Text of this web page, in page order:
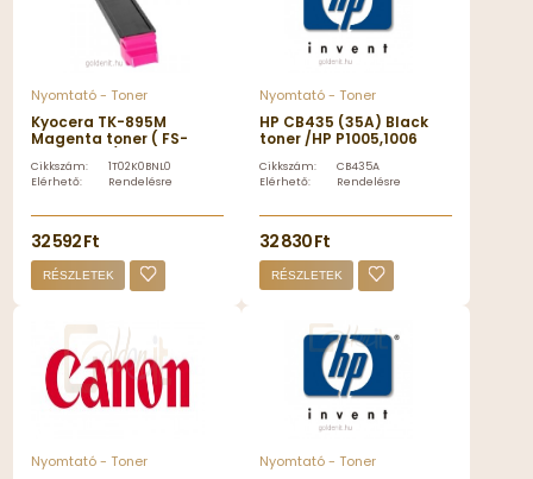
Nyomtató - Toner
Kyocera TK-895M
Magenta toner ( FS-
C8025MFP)
Cikkszám:
1T02K0BNL0
Elérhető:
Rendelésre
32 592 Ft
RÉSZLETEK
Nyomtató - Toner
HP CB435 (35A) Black
toner /HP P1005,1006
Cikkszám:
CB435A
Elérhető:
Rendelésre
32 830 Ft
RÉSZLETEK
Nyomtató - Toner Nyomtató - Toner